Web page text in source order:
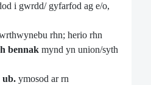
i gwrdd/ gyfarfod ag e/o,
rhn; herio rhn
bennak mynd yn union/syth
ub. ymosod ar rn